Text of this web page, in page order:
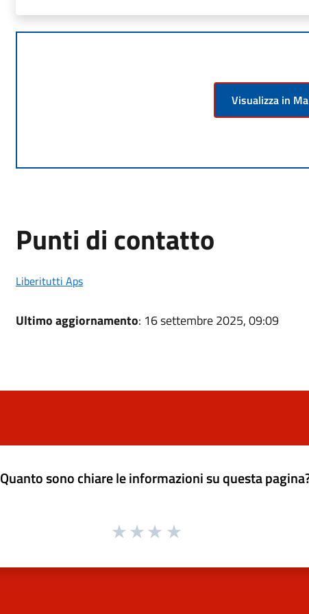
Visualizza in
Punti di contatto
Liberitutti Aps
Ultimo aggiornamento: 16 settembre 2025, 09:09
Quanto sono chiare le informazioni su questa